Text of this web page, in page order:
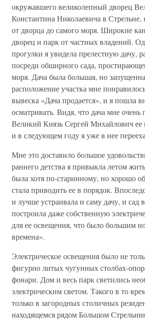
окружавшего великолепный дворец
Константина Николаевича в Стрельне,
от дворца до самого моря. Широкие
дворец и парк от частных владений.
прогулки я увидела прелестную дачу,
посреди обширного сада,
моря. Дача была большая, но
расположение участка мне
вывеска «Дача продается», и я пошла
осматривать. Видя, что дача мне очень
Великий Князь Сергей Михайлович ее
и в следующем году я уже в нее
Мне это доставило большое
раннего детства я привыкла летом
была хотя по-старинному, но хорошо
стала приводить ее в порядок.
и лучше устраивала и саму дачу, и сад
построила даже собственную
для ее освещения, что было большим
времена».
Электрическое освещения было не
фигурно литых чугунных столбах-
фонари. Дом и весь парк светились
электрическим светом. Такого в то
только в загородных столичных
находящемся рядом Большом